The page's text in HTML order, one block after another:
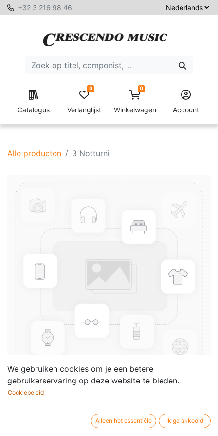
+32 3 216 98 46
Catalogus Verlanglijst
0 0
Winkelwagen Account
Alle producten 3 Notturni
3 Notturni
Gragnani Filippo
We gebruiken cookies om je een betere
gebruikerservaring op deze website te bieden.
Cookiebeleid
Alleen het essentiële Ik ga akkoord